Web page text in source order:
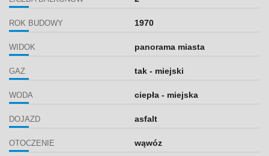
ROK BUDOWY 1970
WIDOK panorama miasta
GAZ tak - miejski
WODA ciepła - miejska
DOJAZD asfalt
OTOCZENIE wąwóz